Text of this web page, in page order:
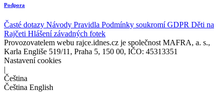
Podpora
Časté dotazy Návody Pravidla Podmínky soukromíGDPR Děti na
Rajčeti Hlášení závadných fotek
Provozovatelem webu rajce.idnes.cz je společnost MAFRA, a. s.,
Karla Engliše 519/11, Praha 5, 150 00, IČO: 45313351
Nastavení cookies
|
Čeština
Čeština English